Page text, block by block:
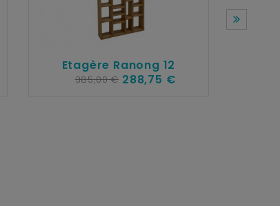
Etagère Ranong 12
385,00 € 288,75 €